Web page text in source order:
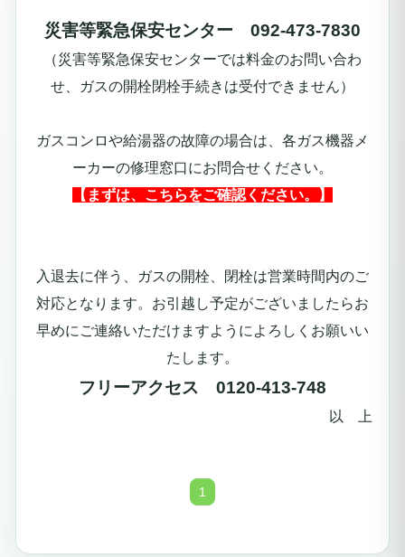
災害等緊急保安センター 092-473-7830
（災害等緊急保安センターでは料金のお問い合わ
せ、ガスの開栓閉栓手続きは受付できません）
ガスコンロや給湯器の故障の場合は、各ガス機器メ
ーカーの修理窓口にお問合せください。
【まずは、こちらをご確認ください。】
入退去に伴う、ガスの開栓、閉栓は営業時間内のご
対応となります。お引越し予定がございましたらお
早めにご連絡いただけますようによろしくお願いい
たします。
フリーアクセス 0120-413-748
以 上
1